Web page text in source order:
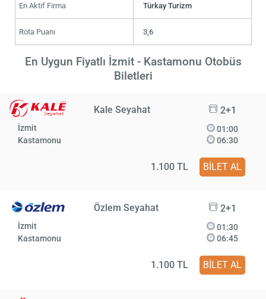
En Aktif Firma Türkay Turizm
Rota Puanı 3,6
En Uygun Fiyatlı İzmit - Kastamonu Otobüs
Biletleri
Kale Seyahat 2+1
İzmit
Kastamonu
01:00
06:30
1.100 TL BİLET AL
Özlem Seyahat 2+1
İzmit
Kastamonu
01:30
06:45
1.100 TL BİLET AL